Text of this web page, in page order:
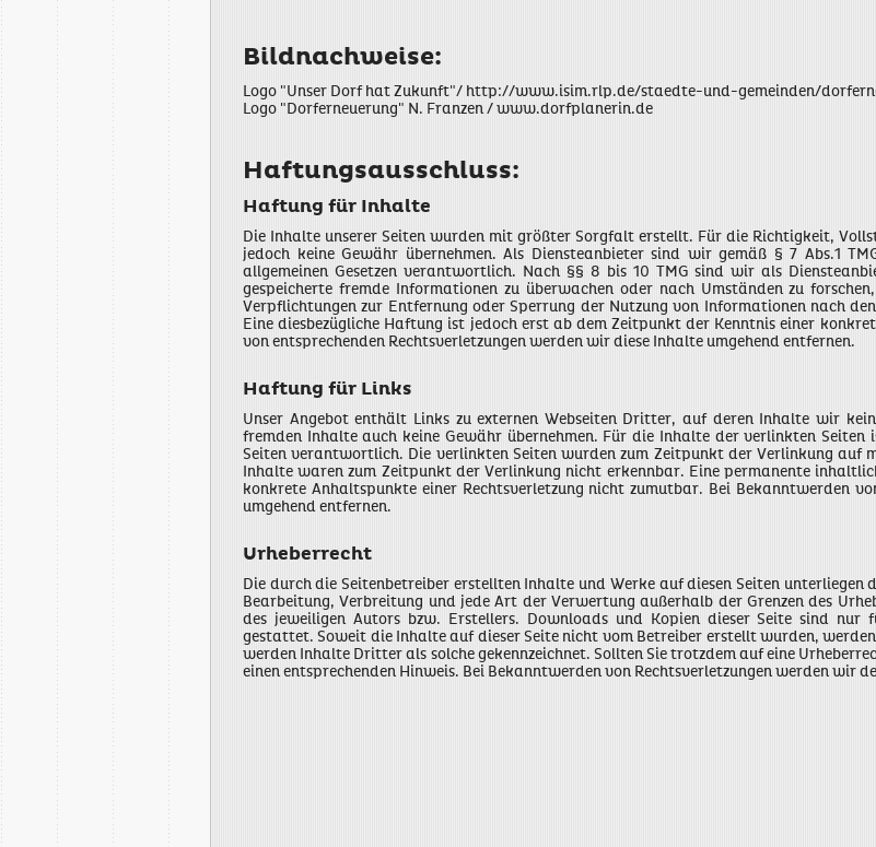
Bildnachweise:
Logo "Unser Dorf hat Zukunft"/ http://www.isim.rlp.de/staedte-und-gemeinden/
Logo "Dorferneuerung" N. Franzen / www.dorfplanerin.de
Haftungsausschluss:
Haftung für Inhalte
Die Inhalte unserer Seiten wurden mit größter Sorgfalt erstellt. Für die Richtigkeit,
jedoch keine Gewähr übernehmen. Als Diensteanbieter sind wir gemäß § 7 Abs.1
allgemeinen Gesetzen verantwortlich. Nach §§ 8 bis 10 TMG sind wir als
gespeicherte fremde Informationen zu überwachen oder nach Umständen zu
Verpflichtungen zur Entfernung oder Sperrung der Nutzung von Informationen nach
Eine diesbezügliche Haftung ist jedoch erst ab dem Zeitpunkt der Kenntnis einer
von entsprechenden Rechtsverletzungen werden wir diese Inhalte umgehend entfernen.
Haftung für Links
Unser Angebot enthält Links zu externen Webseiten Dritter, auf deren Inhalte wir
fremden Inhalte auch keine Gewähr übernehmen. Für die Inhalte der verlinkten
Seiten verantwortlich. Die verlinkten Seiten wurden zum Zeitpunkt der Verlinkung auf
Inhalte waren zum Zeitpunkt der Verlinkung nicht erkennbar. Eine permanente
konkrete Anhaltspunkte einer Rechtsverletzung nicht zumutbar. Bei Bekanntwerden
umgehend entfernen.
Urheberrecht
Die durch die Seitenbetreiber erstellten Inhalte und Werke auf diesen Seiten unterliegen
Bearbeitung, Verbreitung und jede Art der Verwertung außerhalb der Grenzen des
des jeweiligen Autors bzw. Erstellers. Downloads und Kopien dieser Seite sind nur
gestattet. Soweit die Inhalte auf dieser Seite nicht vom Betreiber erstellt wurden,
werden Inhalte Dritter als solche gekennzeichnet. Sollten Sie trotzdem auf eine
einen entsprechenden Hinweis. Bei Bekanntwerden von Rechtsverletzungen werden wir